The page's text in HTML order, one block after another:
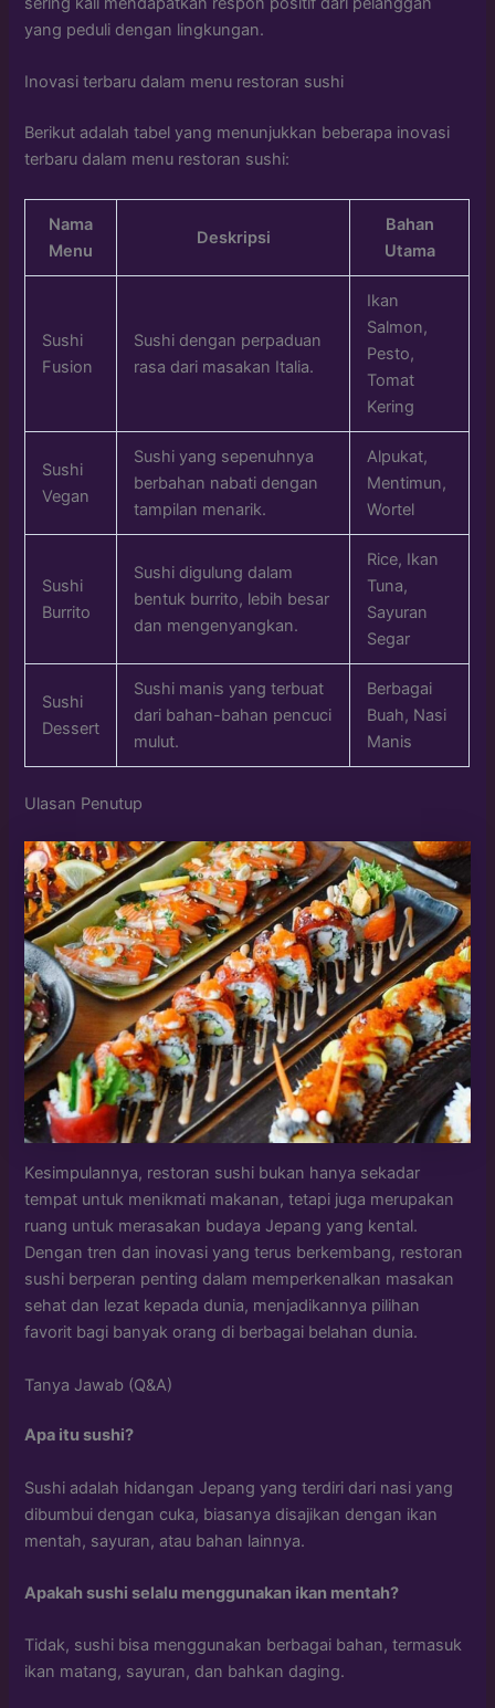
yang peduli dengan lingkungan.
Inovasi terbaru dalam menu restoran sushi
Berikut adalah tabel yang menunjukkan beberapa inovasi
terbaru dalam menu restoran sushi:
Nama
Menu
Deskripsi
Bahan
Utama
Sushi
Fusion
Sushi dengan perpaduan
rasa dari masakan Italia.
Ikan
Salmon,
Pesto,
Tomat
Kering
Sushi
Vegan
Sushi yang sepenuhnya
berbahan nabati dengan
tampilan menarik.
Alpukat,
Mentimun,
Wortel
Sushi
Burrito
Sushi digulung dalam
bentuk burrito, lebih besar
dan mengenyangkan.
Rice, Ikan
Tuna,
Sayuran
Segar
Sushi
Dessert
Sushi manis yang terbuat
dari bahan-bahan pencuci
mulut.
Berbagai
Buah, Nasi
Manis
Ulasan Penutup
Kesimpulannya, restoran sushi bukan hanya sekadar
tempat untuk menikmati makanan, tetapi juga merupakan
ruang untuk merasakan budaya Jepang yang kental.
Dengan tren dan inovasi yang terus berkembang, restoran
sushi berperan penting dalam memperkenalkan masakan
sehat dan lezat kepada dunia, menjadikannya pilihan
favorit bagi banyak orang di berbagai belahan dunia.
Tanya Jawab (Q&A)
Apa itu sushi?
Sushi adalah hidangan Jepang yang terdiri dari nasi yang
dibumbui dengan cuka, biasanya disajikan dengan ikan
mentah, sayuran, atau bahan lainnya.
Apakah sushi selalu menggunakan ikan mentah?
Tidak, sushi bisa menggunakan berbagai bahan, termasuk
ikan matang, sayuran, dan bahkan daging.